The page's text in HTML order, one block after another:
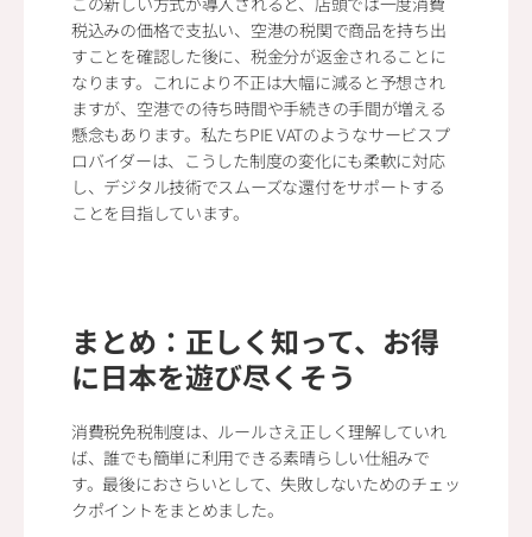
税込みの価格で支払い、空港の税関で商品を持ち出
すことを確認した後に、税金分が返金されることに
なります。これにより不正は大幅に減ると予想され
ますが、空港での待ち時間や手続きの手間が増える
懸念もあります。私たちPIE VATのようなサービスプ
ロバイダーは、こうした制度の変化にも柔軟に対応
し、デジタル技術でスムーズな還付をサポートする
ことを目指しています。
まとめ：正しく知って、お得
に日本を遊び尽くそう
消費税免税制度は、ルールさえ正しく理解していれ
ば、誰でも簡単に利用できる素晴らしい仕組みで
す。最後におさらいとして、失敗しないためのチェッ
クポイントをまとめました。